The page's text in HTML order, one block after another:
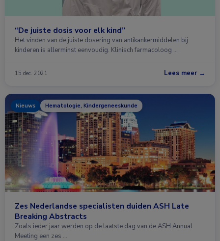
“De juiste dosis voor elk kind”
Het vinden van de juiste dosering van antikankermiddelen bij
kinderen is allerminst eenvoudig. Klinisch farmacoloog …
15 dec. 2021 Lees meer →
Nieuws Hematologie, Kindergeneeskunde
Zes Nederlandse specialisten duiden ASH Late
Breaking Abstracts
Zoals ieder jaar werden op de laatste dag van de ASH Annual
Meeting een zes …